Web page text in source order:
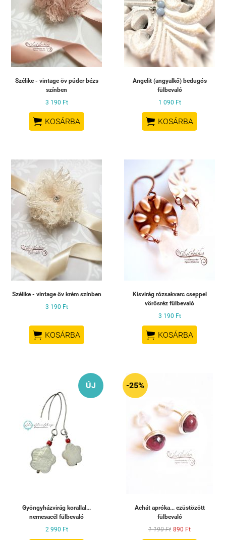
Szélike - vintage öv púder bézs
színben
3 190 Ft
 KOSÁRBA
Angelit (angyalkő) bedugós
fülbevaló
1 090 Ft
 KOSÁRBA
Szélike - vintage öv krém színben
3 190 Ft
 KOSÁRBA
Kisvirág rózsakvarc cseppel
vörösréz fülbevaló
3 190 Ft
 KOSÁRBA
ÚJ
Gyöngyházvirág korallal...
nemesacél fülbevaló
2 990 Ft
-25%
Achát apróka... ezüstözött
fülbevaló
1 190 Ft 890 Ft